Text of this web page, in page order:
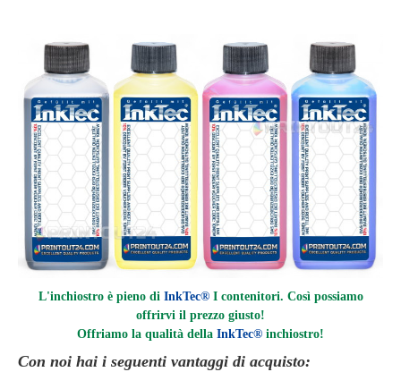
L'inchiostro è pieno di InkTec® I contenitori. Così possiamo
offrirvi il prezzo giusto!
Offriamo la qualità della InkTec® inchiostro!
Con noi hai i seguenti vantaggi di acquisto: